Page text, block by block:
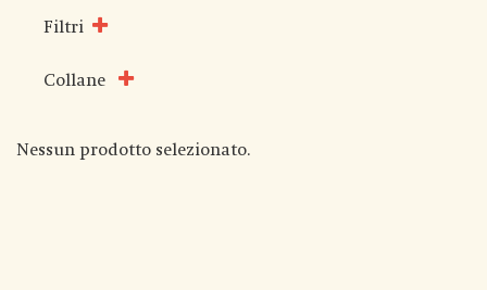
Filtri
Collane
Nessun prodotto selezionato.